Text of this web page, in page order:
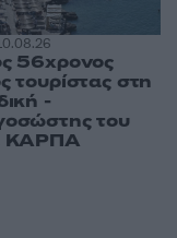
56χρονος
τουρίστας στη
-
του
ΚΑΡΠΑ